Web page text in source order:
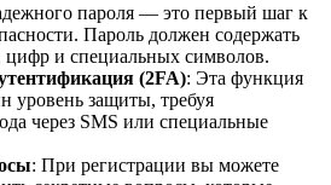
пароля — это первый шаг к
Пароль должен содержать
и специальных символов.
(2FA): Эта функция
уровень защиты, требуя
через SMS или специальные
: При регистрации вы можете